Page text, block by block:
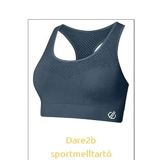
Dare2b
sportmelltartó